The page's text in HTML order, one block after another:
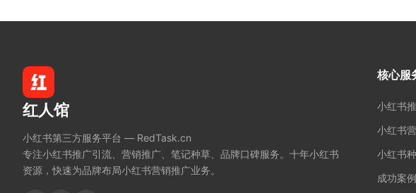
红人馆
小红书第三方服务平台 — RedTask.cn
专注小红书推广引流、营销推广、笔记种草、品牌口碑服务。十年小红书
资源，快速为品牌布局小红书营销推广业务。
核心服
小红书
小红书
小红书
成功案例